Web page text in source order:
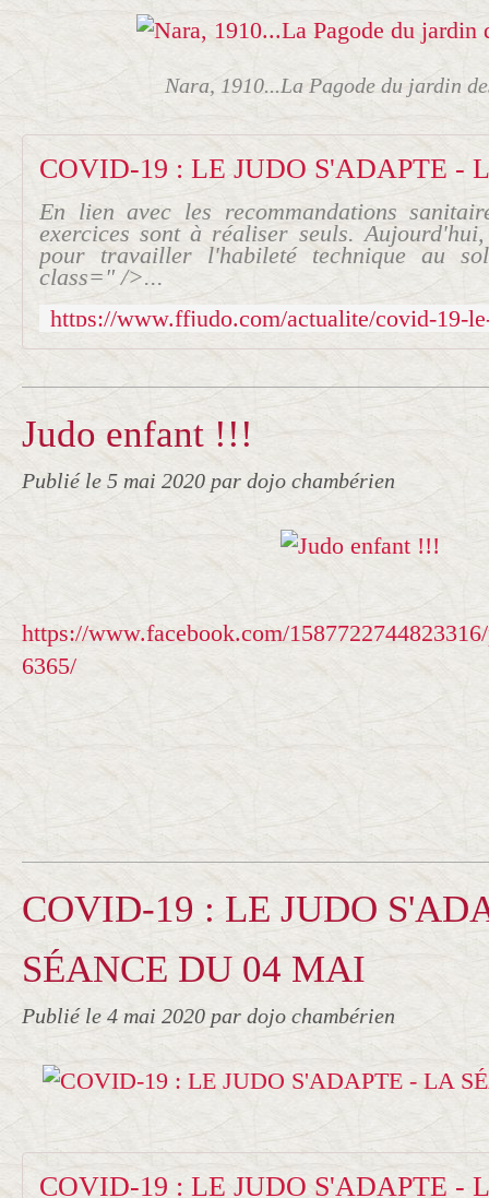
Nara, 1910...La Pagode du jardin
En lien avec les recommandations
exercices sont à réaliser seuls. Aujourd'hui,
pour travailler l'habileté technique au
class=" />...
Judo enfant !!!
Publié le 5 mai 2020 par dojo chambérien
https://www.facebook.com/
6365/
COVID-19 : LE JUDO
SÉANCE DU 04 MAI
Publié le 4 mai 2020 par dojo chambérien